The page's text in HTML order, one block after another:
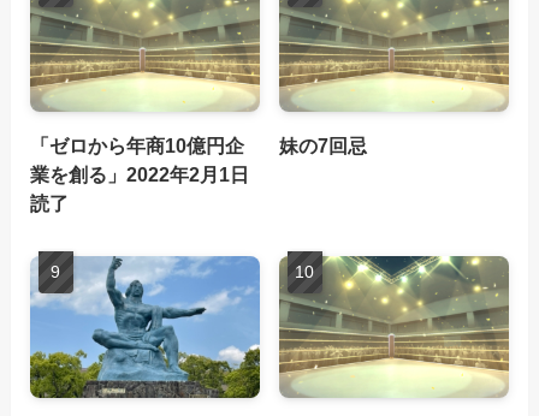
「ゼロから年商10億円企
業を創る」2022年2月1日
読了
妹の7回忌